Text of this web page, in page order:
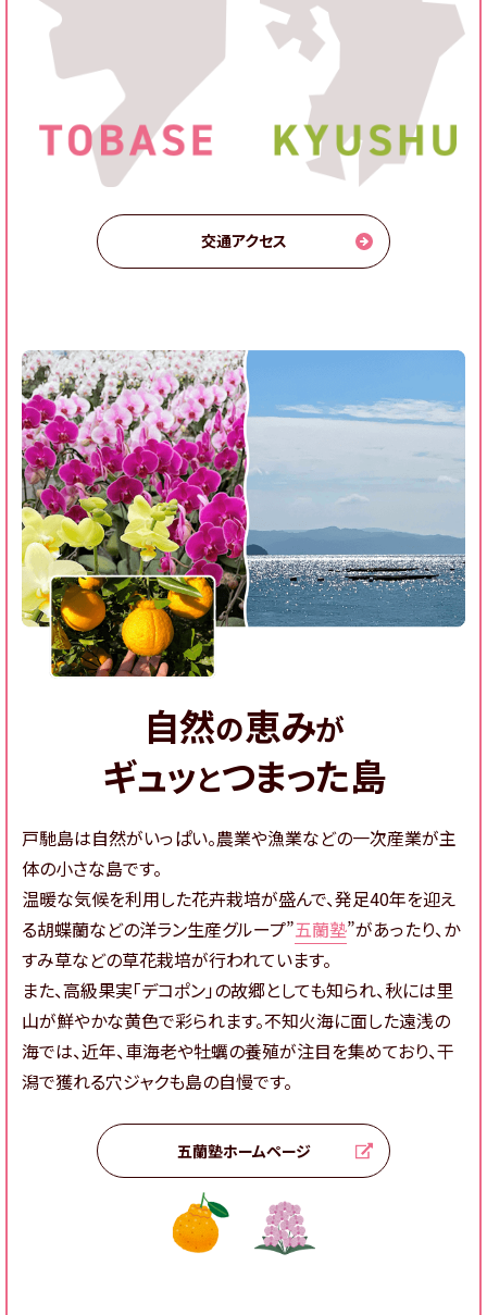
交通アクセス
自然の恵みが
ギュッとつまった島
戸馳島は自然がいっぱい。農業や漁業などの一次産業が主
体の小さな島です。
温暖な気候を利用した花卉栽培が盛んで、発足40年を迎え
る胡蝶蘭などの洋ラン生産グループ”五蘭塾”があったり、か
すみ草などの草花栽培が行われています。
また、高級果実「デコポン」の故郷としても知られ、秋には里
山が鮮やかな黄色で彩られます。不知火海に面した遠浅の
海では、近年、車海老や牡蠣の養殖が注目を集めており、干
潟で獲れる穴ジャクも島の自慢です。
五蘭塾ホームページ